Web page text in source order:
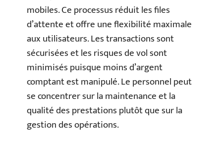
mobiles. Ce processus réduit les files
d’attente et offre une flexibilité maximale
aux utilisateurs. Les transactions sont
sécurisées et les risques de vol sont
minimisés puisque moins d’argent
comptant est manipulé. Le personnel peut
se concentrer sur la maintenance et la
qualité des prestations plutôt que sur la
gestion des opérations.